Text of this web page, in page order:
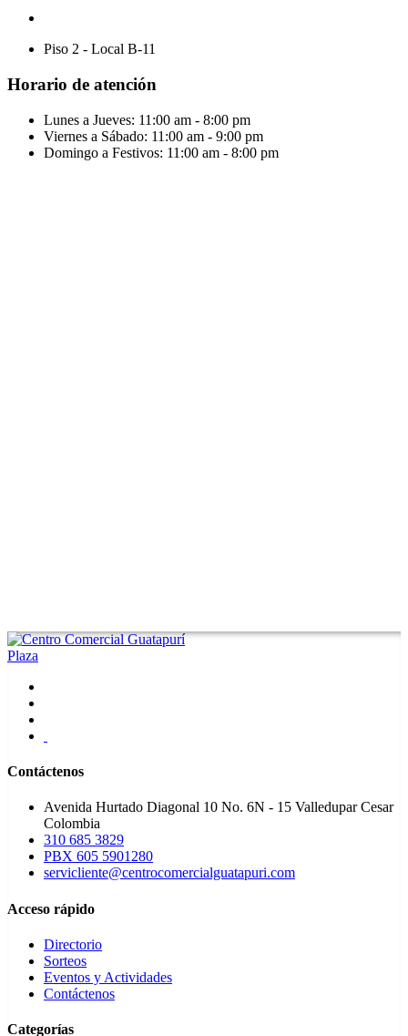
Piso 2 - Local B-11
Horario de atención
Lunes a Jueves: 11:00 am - 8:00 pm
Viernes a Sábado: 11:00 am - 9:00 pm
Domingo a Festivos: 11:00 am - 8:00 pm
Contáctenos
Avenida Hurtado Diagonal 10 No. 6N - 15 Valledupar Cesar
Colombia
310 685 3829
PBX 605 5901280
servicliente@centrocomercialguatapuri.com
Acceso rápido
Directorio
Sorteos
Eventos y Actividades
Contáctenos
Categorías